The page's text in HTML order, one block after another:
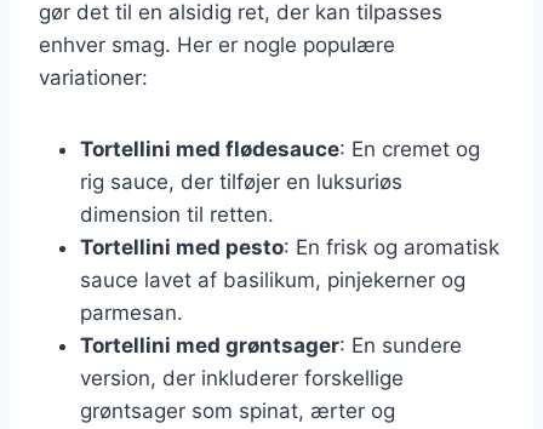
gør det til en alsidig ret, der kan tilpasses
enhver smag. Her er nogle populære
variationer:
Tortellini med flødesauce: En cremet og
rig sauce, der tilføjer en luksuriøs
dimension til retten.
Tortellini med pesto: En frisk og aromatisk
sauce lavet af basilikum, pinjekerner og
parmesan.
Tortellini med grøntsager: En sundere
version, der inkluderer forskellige
grøntsager som spinat, ærter og